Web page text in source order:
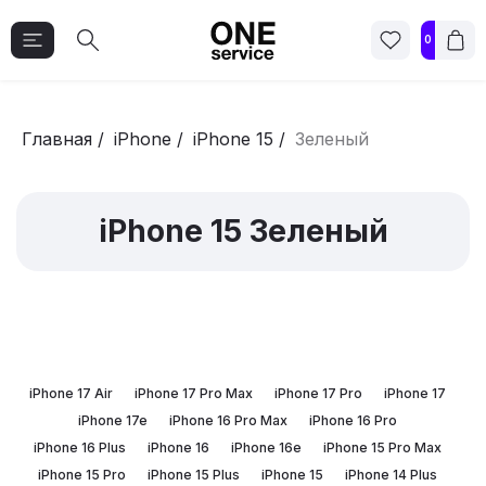
0
Главная / iPhone / iPhone 15 / Зеленый
iPhone 15 Зеленый
iPhone 17 Air iPhone 17 Pro Max iPhone 17 Pro
iPhone 17
iPhone 17e
iPhone 16 Pro Max
iPhone 16 Pro
iPhone 16 Plus
iPhone 16 iPhone 16e
iPhone 15 Pro Max
iPhone 15 Pro
iPhone 15 Plus iPhone 15
iPhone 14 Plus